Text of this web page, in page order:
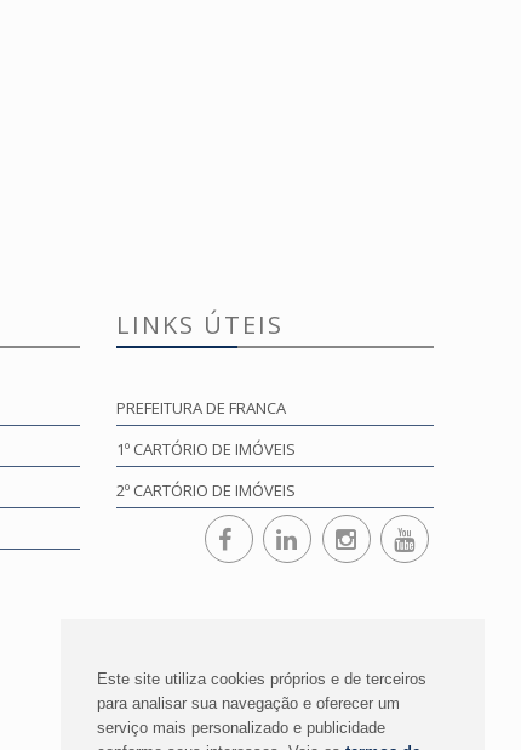
LINKS ÚTEIS
PREFEITURA DE FRANCA
1º CARTÓRIO DE IMÓVEIS
2º CARTÓRIO DE IMÓVEIS
Este site utiliza cookies próprios e de terceiros
para analisar sua navegação e oferecer um
serviço mais personalizado e publicidade